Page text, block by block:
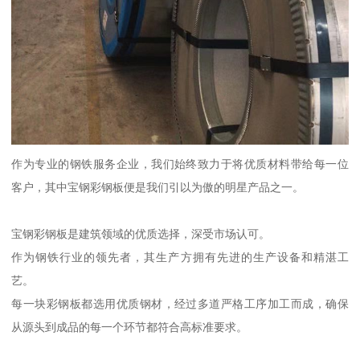
作为专业的钢铁服务企业，我们始终致力于将优质材料带给每一位
客户，其中宝钢彩钢板便是我们引以为傲的明星产品之一。
宝钢彩钢板是建筑领域的优质选择，深受市场认可。
作为钢铁行业的领先者，其生产方拥有先进的生产设备和精湛工
艺。
每一块彩钢板都选用优质钢材，经过多道严格工序加工而成，确保
从源头到成品的每一个环节都符合高标准要求。